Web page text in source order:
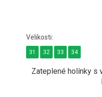
Zateplené holínky s
31 32 33 34